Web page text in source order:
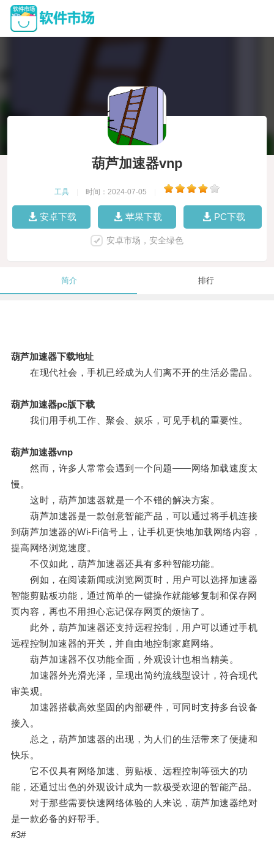
葫芦加速器vnp
工具 时间：2024-07-05
安卓下载 苹果下载 PC下载
安卓市场，安全绿色
简介 排行
葫芦加速器下载地址
在现代社会，手机已经成为人们离不开的生活必需品。
葫芦加速器pc版下载
我们用手机工作、聚会、娱乐，可见手机的重要性。
葫芦加速器vnp
然而，许多人常常会遇到一个问题——网络加载速度太
慢。
这时，葫芦加速器就是一个不错的解决方案。
葫芦加速器是一款创意智能产品，可以通过将手机连接
到葫芦加速器的Wi-Fi信号上，让手机更快地加载网络内容，
提高网络浏览速度。
不仅如此，葫芦加速器还具有多种智能功能。
例如，在阅读新闻或浏览网页时，用户可以选择加速器
智能剪贴板功能，通过简单的一键操作就能够复制和保存网
页内容，再也不用担心忘记保存网页的烦恼了。
此外，葫芦加速器还支持远程控制，用户可以通过手机
远程控制加速器的开关，并自由地控制家庭网络。
葫芦加速器不仅功能全面，外观设计也相当精美。
加速器外光滑光泽，呈现出简约流线型设计，符合现代
审美观。
加速器搭载高效坚固的内部硬件，可同时支持多台设备
接入。
总之，葫芦加速器的出现，为人们的生活带来了便捷和
快乐。
它不仅具有网络加速、剪贴板、远程控制等强大的功
能，还通过出色的外观设计成为一款极受欢迎的智能产品。
对于那些需要快速网络体验的人来说，葫芦加速器绝对
是一款必备的好帮手。
#3#